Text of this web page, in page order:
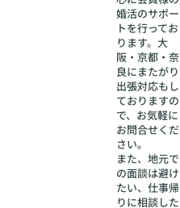
婚活のサポー
トを行ってお
ります。大
阪・京都・奈
良にまたがり
出張対応もし
ておりますの
で、お気軽に
お問合せくだ
さい。
また、地元で
の面談は避け
たい、仕事帰
りに相談した